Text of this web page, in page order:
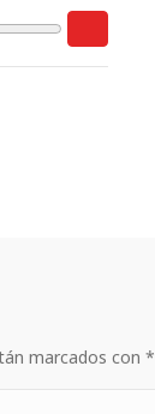
marcados con *